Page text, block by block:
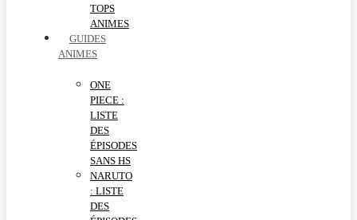
TOPS
ANIMES
GUIDES
ANIMES
ONE
PIECE :
LISTE
DES
ÉPISODES
SANS HS
NARUTO
: LISTE
DES